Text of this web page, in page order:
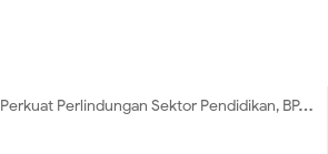
Perkuat Perlindungan Sektor Pendidikan, BPJS Ketenagakerjaan dan Untad Jalin Sinergi Tridarma Perguruan Tinggi